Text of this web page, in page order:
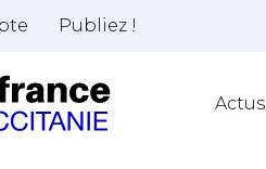
Publiez !
Actus